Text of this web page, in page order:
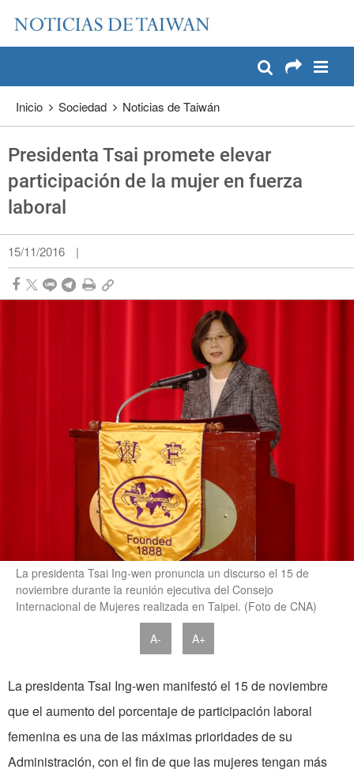
Pase a contenido principal
Inicio Sociedad Noticias de Taiwán
Presidenta Tsai promete elevar
participación de la mujer en fuerza
laboral
15/11/2016 |
La presidenta Tsai Ing-wen pronuncia un discurso el 15 de
noviembre durante la reunión ejecutiva del Consejo
Internacional de Mujeres realizada en Taipei. (Foto de CNA)
A- A+
La presidenta Tsai Ing-wen manifestó el 15 de noviembre
que el aumento del porcentaje de participación laboral
femenina es una de las máximas prioridades de su
Administración, con el fin de que las mujeres tengan más